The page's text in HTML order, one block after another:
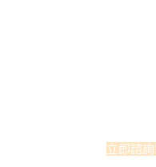
立即諮